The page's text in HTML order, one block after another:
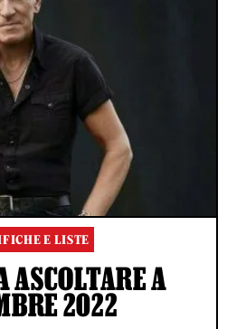
E LISTE
ASCOLTARE A
2022